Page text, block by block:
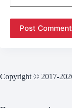
Post Comment
Copyright © 2017-